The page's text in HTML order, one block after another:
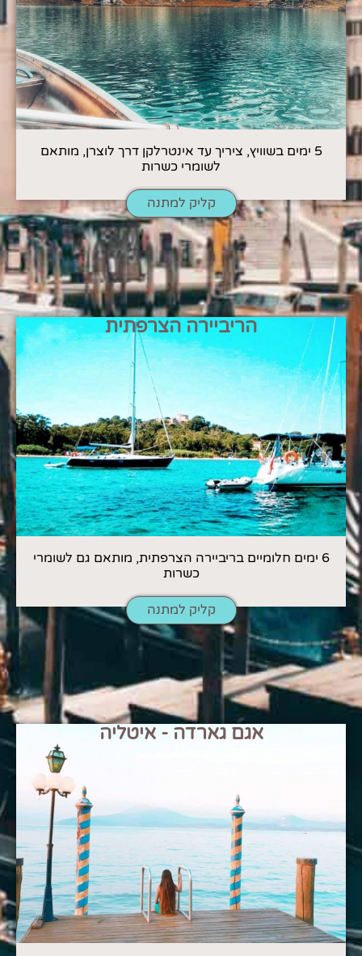
5 ימים בשוויץ, ציריך עד אינטרלקן דרך לוצרן, מותאם
לשומרי כשרות
קליק למתנה
הריביירה הצרפתית
6 ימים חלומיים בריביירה הצרפתית, מותאם גם לשומרי
כשרות
קליק למתנה
אגם גארדה - איטליה